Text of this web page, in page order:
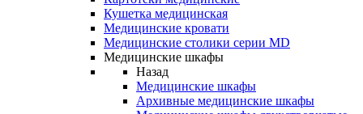
Кушетка медицинская
Медицинские кровати
Медицинские столики серии MD
Медицинские шкафы
Назад
Медицинские шкафы
Архивные медицинские шкафы